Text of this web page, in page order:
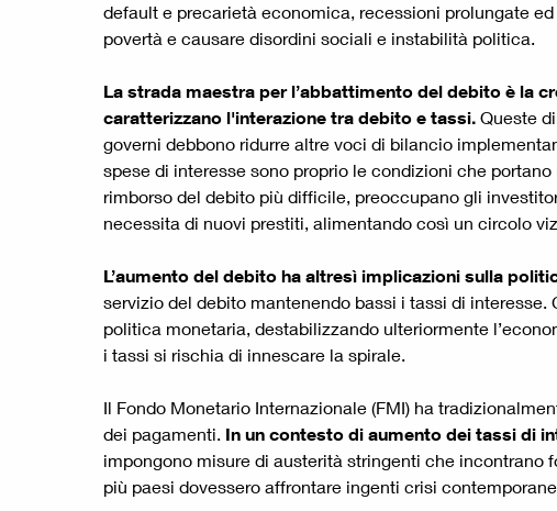
default e precarietà economica, recessioni prolungate
povertà e causare disordini sociali e instabilità politica.
La strada maestra per l’abbattimento del debito è la
caratterizzano l'interazione tra debito e tassi. Queste
governi debbono ridurre altre voci di bilancio
spese di interesse sono proprio le condizioni che
rimborso del debito più difficile, preoccupano gli
necessita di nuovi prestiti, alimentando così un circolo
L’aumento del debito ha altresì implicazioni sulla
servizio del debito mantenendo bassi i tassi di
politica monetaria, destabilizzando ulteriormente
i tassi si rischia di innescare la spirale.
Il Fondo Monetario Internazionale (FMI) ha
dei pagamenti. In un contesto di aumento dei tassi di
impongono misure di austerità stringenti che incontrano
più paesi dovessero affrontare ingenti crisi